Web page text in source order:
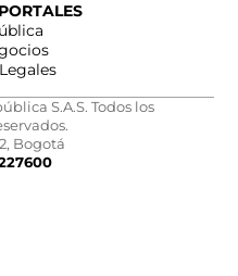
S.A.S. Todos los
Bogotá